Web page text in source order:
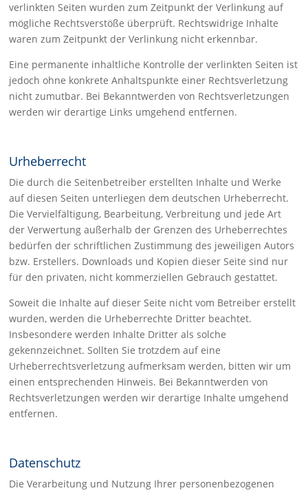
verlinkten Seiten wurden zum Zeitpunkt der Verlinkung auf
mögliche Rechtsverstöße überprüft. Rechtswidrige Inhalte
waren zum Zeitpunkt der Verlinkung nicht erkennbar.
Eine permanente inhaltliche Kontrolle der verlinkten Seiten ist
jedoch ohne konkrete Anhaltspunkte einer Rechtsverletzung
nicht zumutbar. Bei Bekanntwerden von Rechtsverletzungen
werden wir derartige Links umgehend entfernen.
Urheberrecht
Die durch die Seitenbetreiber erstellten Inhalte und Werke
auf diesen Seiten unterliegen dem deutschen Urheberrecht.
Die Vervielfältigung, Bearbeitung, Verbreitung und jede Art
der Verwertung außerhalb der Grenzen des Urheberrechtes
bedürfen der schriftlichen Zustimmung des jeweiligen Autors
bzw. Erstellers. Downloads und Kopien dieser Seite sind nur
für den privaten, nicht kommerziellen Gebrauch gestattet.
Soweit die Inhalte auf dieser Seite nicht vom Betreiber erstellt
wurden, werden die Urheberrechte Dritter beachtet.
Insbesondere werden Inhalte Dritter als solche
gekennzeichnet. Sollten Sie trotzdem auf eine
Urheberrechtsverletzung aufmerksam werden, bitten wir um
einen entsprechenden Hinweis. Bei Bekanntwerden von
Rechtsverletzungen werden wir derartige Inhalte umgehend
entfernen.
Datenschutz
Die Verarbeitung und Nutzung Ihrer personenbezogenen